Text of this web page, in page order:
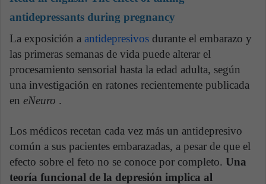
antidepressants during pregnancy
La exposición a antidepresivos durante el embarazo y
las primeras semanas de vida puede alterar el
procesamiento sensorial hasta la edad adulta, según
una investigación en ratones recientemente publicada
en eNeuro .
Los médicos recetan cada vez más un antidepresivo
común a sus pacientes embarazadas, a pesar de que el
efecto sobre el feto no se conoce por completo. Una
teoría funcional de la depresión implica al